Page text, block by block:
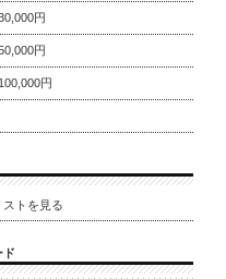
円
円
円
ストを見る
ド